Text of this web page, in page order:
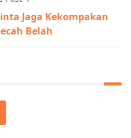
Jaga Kekompakan
Belah